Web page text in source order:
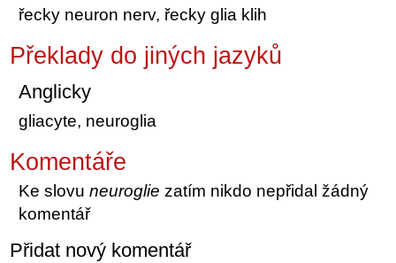
řecky neuron nerv, řecky glia klih
Překlady do jiných jazyků
Anglicky
gliacyte, neuroglia
Komentáře
Ke slovuneuroglie zatím nikdo nepřidal žádný
komentář
Přidat nový komentář